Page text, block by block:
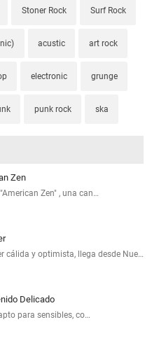
Stoner Rock Surf Rock
acustic art rock
electronic grunge
punk rock ska
Zen
Zen" , una can…
cálida y optimista, llega desde Nue…
Delicado
para sensibles, co…